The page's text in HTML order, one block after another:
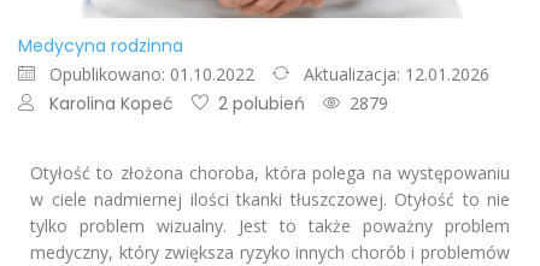
Medycyna rodzinna
Opublikowano: 01.10.2022 Aktualizacja: 12.01.2026
Karolina Kopeć 2 polubień 2879
Otyłość to złożona choroba, która polega na występowaniu
w ciele nadmiernej ilości tkanki tłuszczowej. Otyłość to nie
tylko problem wizualny. Jest to także poważny problem
medyczny, który zwiększa ryzyko innych chorób i problemów